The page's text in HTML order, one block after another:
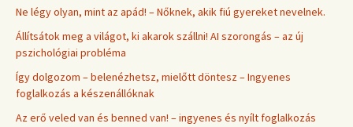
Ne légy olyan, mint az apád! – Nőknek, akik fiú gyereket nevelnek.
Állítsátok meg a világot, ki akarok szállni! AI szorongás – az új
pszichológiai probléma
Így dolgozom – belenézhetsz, mielőtt döntesz – Ingyenes
foglalkozás a készenállóknak
Az erő veled van és benned van! – ingyenes és nyílt foglalkozás